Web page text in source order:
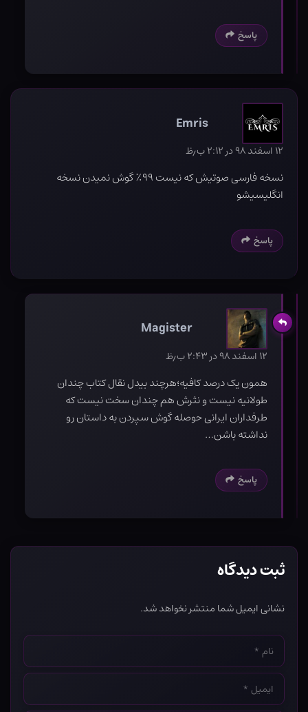
پاسخ
Emris
۱۲ اسفند ۹۸ در ۲:۱۲ ب٫ظ
نسخه فارسی صوتیش که نیست ۹۹٪ گوش نمیدن نسخه
انگلیسیشو
پاسخ
Magister
۱۲ اسفند ۹۸ در ۲:۴۳ ب٫ظ
همون یک درصد کافیه؛هرچند بیدل نقال کتاب چندان
طولانیه نیست و نثرش هم چندان سخت نیست که
طرفداران ایرانی حوصله گوش سپردن به داستان رو
نداشته باشن…
پاسخ
ثبت دیدگاه
نشانی ایمیل شما منتشر نخواهد شد.
نام
*
ایمیل
*